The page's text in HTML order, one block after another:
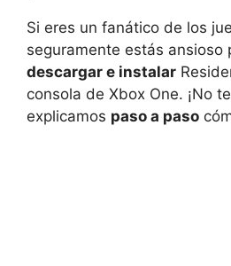
Si eres un fanático de los
seguramente estás ansioso
descargar e instalar
consola de Xbox One. ¡No
explicamos paso a paso